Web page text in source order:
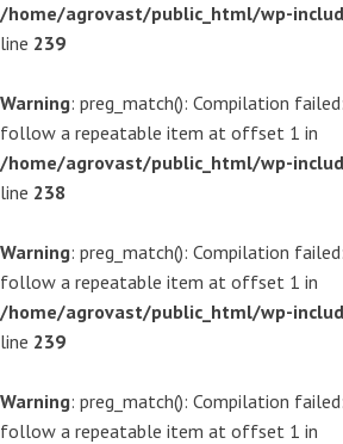
/home/agrovast/public_html/wp-
line 239
Warning: preg_match(): Compilation
follow a repeatable item at offset 1 in
/home/agrovast/public_html/wp-
line 238
Warning: preg_match(): Compilation
follow a repeatable item at offset 1 in
/home/agrovast/public_html/wp-
line 239
Warning: preg_match(): Compilation
follow a repeatable item at offset 1 in